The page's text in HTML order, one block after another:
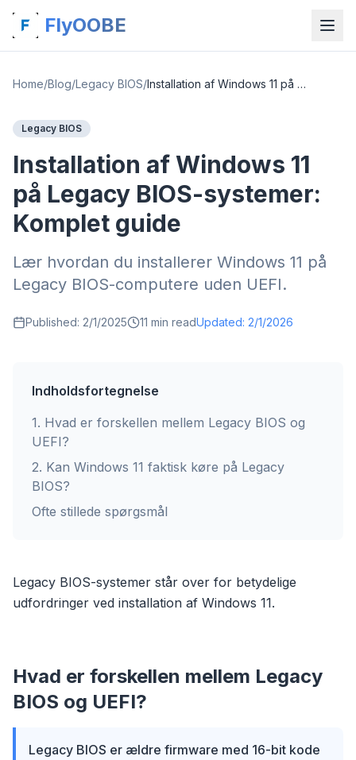
FlyOOBE
Home/Blog/Legacy BIOS/ Installation af Windows 11 på Legacy BIOS-systemer: Komplet guide
Legacy BIOS
Installation af Windows 11
på Legacy BIOS-systemer:
Komplet guide
Lær hvordan du installerer Windows 11 på
Legacy BIOS-computere uden UEFI.
Published: 2/1/2025 11 min readUpdated: 2/1/2026
Indholdsfortegnelse
1. Hvad er forskellen mellem Legacy BIOS og
UEFI?
2. Kan Windows 11 faktisk køre på Legacy
BIOS?
Ofte stillede spørgsmål
Legacy BIOS-systemer står over for betydelige
udfordringer ved installation af Windows 11.
Hvad er forskellen mellem Legacy
BIOS og UEFI?
Legacy BIOS er ældre firmware med 16-bit kode